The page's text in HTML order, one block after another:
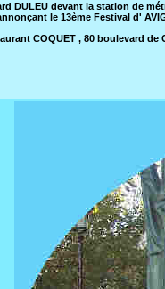
DULEU devant la station de
le 13ème Festival d'
COQUET , 80 boulevard